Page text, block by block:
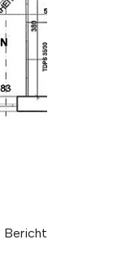
Bericht